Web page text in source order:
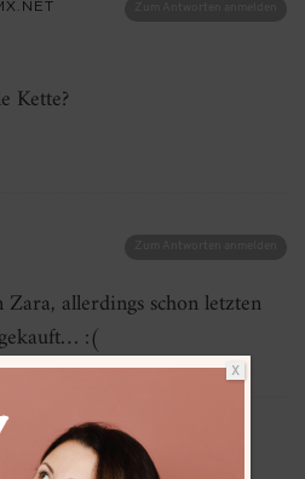
Kette?
allerdings schon letzten
:(
X